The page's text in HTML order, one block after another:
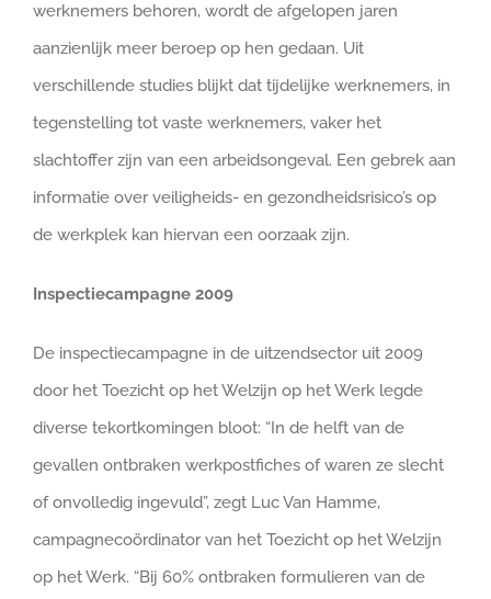
werknemers behoren, wordt de afgelopen jaren
aanzienlijk meer beroep op hen gedaan. Uit
verschillende studies blijkt dat tijdelijke werknemers, in
tegenstelling tot vaste werknemers, vaker het
slachtoffer zijn van een arbeidsongeval. Een gebrek aan
informatie over veiligheids- en gezondheidsrisico’s op
de werkplek kan hiervan een oorzaak zijn.
Inspectiecampagne 2009
De inspectiecampagne in de uitzendsector uit 2009
door het Toezicht op het Welzijn op het Werk legde
diverse tekortkomingen bloot: “In de helft van de
gevallen ontbraken werkpostfiches of waren ze slecht
of onvolledig ingevuld”, zegt Luc Van Hamme,
campagnecoördinator van het Toezicht op het Welzijn
op het Werk. “Bij 60% ontbraken formulieren van de